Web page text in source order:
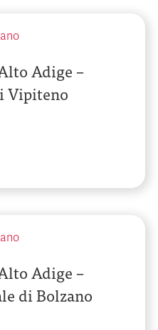
Adige –
Vipiteno
Adige –
di Bolzano